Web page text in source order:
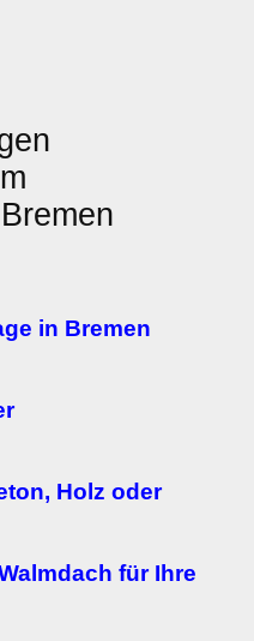
in Bremen
Holz oder
für Ihre